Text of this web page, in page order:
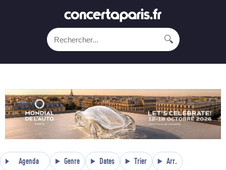
🔍
Agenda Genre Dates Trier Arr.